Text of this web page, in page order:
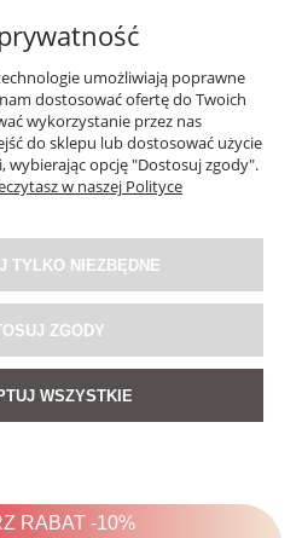
Reversible Bloom NR.120
umożliwiają poprawne
dostosować ofertę do Twoich
wykorzystanie przez nas
do sklepu lub dostosować użycie
wybierając opcję "Dostosuj zgody".
w naszej Polityce
TYLKO NIEZBĘDNE
ZGODY
WSZYSTKIE